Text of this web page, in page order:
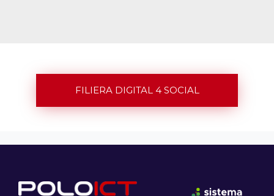
FILIERA DIGITAL 4 SOCIAL